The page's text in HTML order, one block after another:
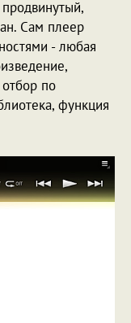
Сам плеер
- любая
по
функция